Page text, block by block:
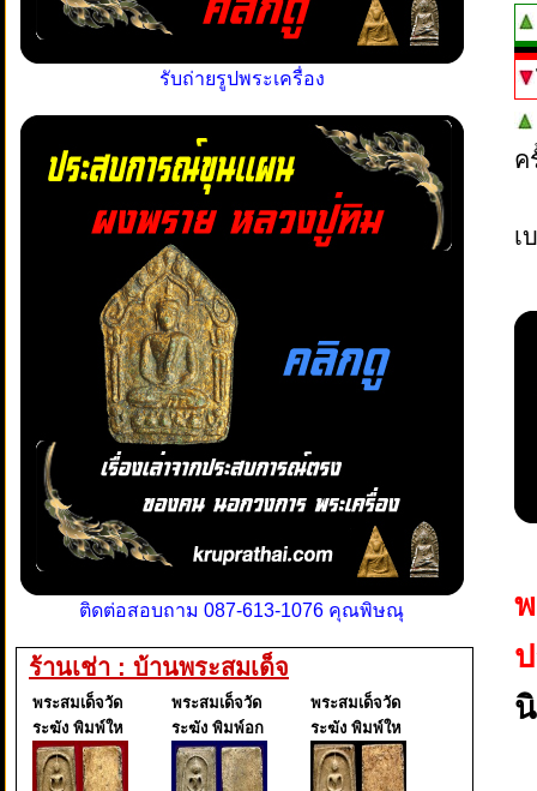
รับถ่ายรูปพระเครื่อง
ติดต่อสอบถาม 087-613-1076 คุณพิษณุ
ร้านเช่า : บ้านพระสมเด็จ
พระสมเด็จวัด
ระฆัง พิมพ์ให
พระสมเด็จวัด
ระฆัง พิมพ์อก
พระสมเด็จวัด
ระฆัง พิมพ์ให
เ